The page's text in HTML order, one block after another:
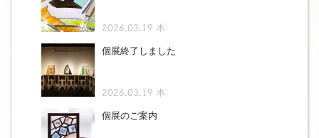
2026.03.19 木
個展終了しました
2026.03.19 木
個展のご案内